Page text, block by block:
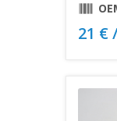
21 €